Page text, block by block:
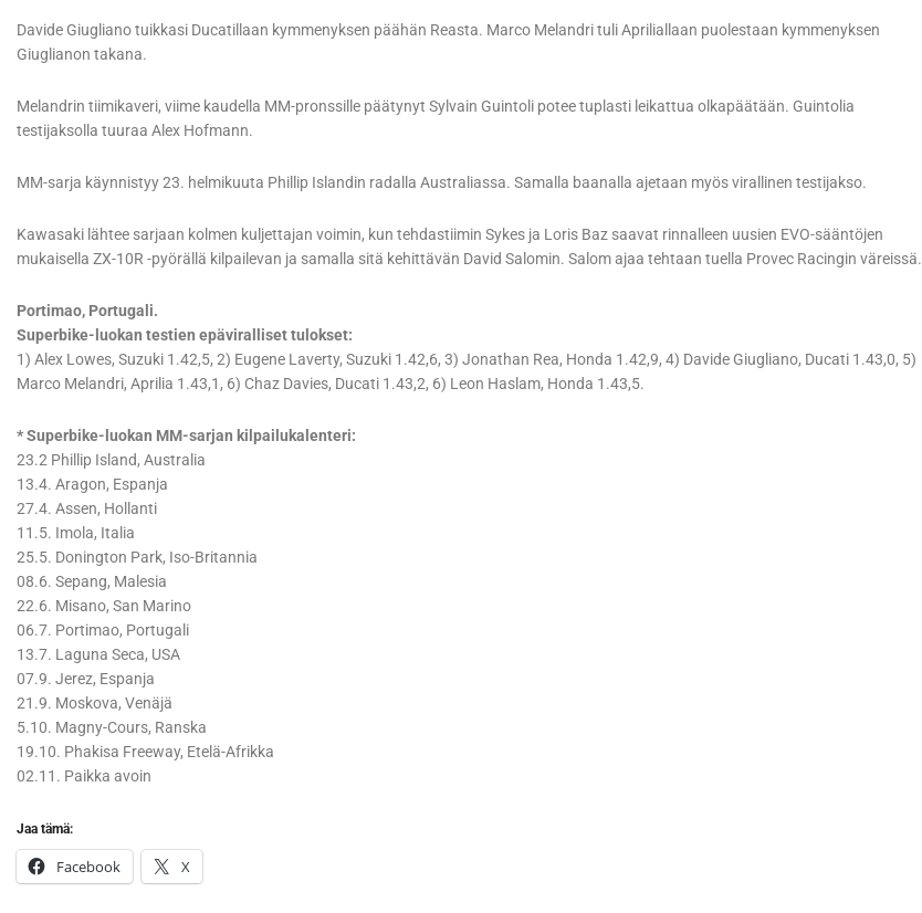
Davide Giugliano tuikkasi Ducatillaan kymmenyksen päähän Reasta. Marco Melandri tuli Apriliallaan puolestaan kymmenyksen
Giuglianon takana.
Melandrin tiimikaveri, viime kaudella MM-pronssille päätynyt Sylvain Guintoli potee tuplasti leikattua olkapäätään. Guintolia
testijaksolla tuuraa Alex Hofmann.
MM-sarja käynnistyy 23. helmikuuta Phillip Islandin radalla Australiassa. Samalla baanalla ajetaan myös virallinen testijakso.
Kawasaki lähtee sarjaan kolmen kuljettajan voimin, kun tehdastiimin Sykes ja Loris Baz saavat rinnalleen uusien EVO-sääntöjen
mukaisella ZX-10R -pyörällä kilpailevan ja samalla sitä kehittävän David Salomin. Salom ajaa tehtaan tuella Provec Racingin väreissä.
Portimao, Portugali.
Superbike-luokan testien epäviralliset tulokset:
1) Alex Lowes, Suzuki 1.42,5, 2) Eugene Laverty, Suzuki 1.42,6, 3) Jonathan Rea, Honda 1.42,9, 4) Davide Giugliano, Ducati 1.43,0, 5)
Marco Melandri, Aprilia 1.43,1, 6) Chaz Davies, Ducati 1.43,2, 6) Leon Haslam, Honda 1.43,5.
* Superbike-luokan MM-sarjan kilpailukalenteri:
23.2 Phillip Island, Australia
13.4. Aragon, Espanja
27.4. Assen, Hollanti
11.5. Imola, Italia
25.5. Donington Park, Iso-Britannia
08.6. Sepang, Malesia
22.6. Misano, San Marino
06.7. Portimao, Portugali
13.7. Laguna Seca, USA
07.9. Jerez, Espanja
21.9. Moskova, Venäjä
5.10. Magny-Cours, Ranska
19.10. Phakisa Freeway, Etelä-Afrikka
02.11. Paikka avoin
Jaa tämä:
Facebook X